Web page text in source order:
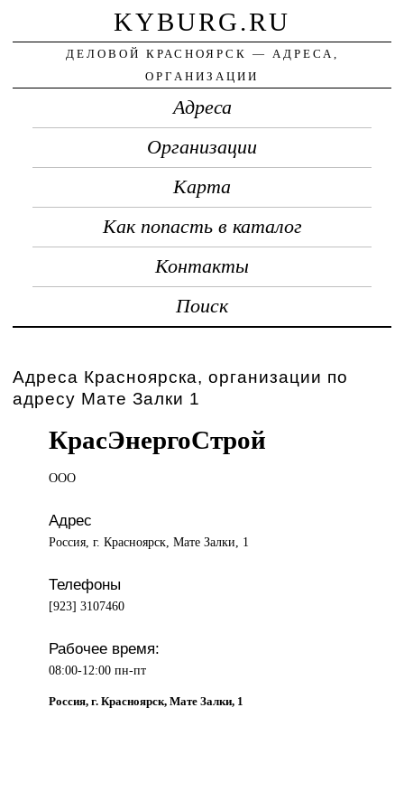
KYBURG.RU
ДЕЛОВОЙ КРАСНОЯРСК — АДРЕСА,
ОРГАНИЗАЦИИ
Адреса
Организации
Карта
Как попасть в каталог
Контакты
Поиск
Адреса Красноярска, организации по
адресу Мате Залки 1
КрасЭнергоСтрой
ООО
Адрес
Россия, г. Красноярск, Мате Залки, 1
Телефоны
[923] 3107460
Рабочее время:
08:00-12:00 пн-пт
Россия, г. Красноярск, Мате Залки, 1